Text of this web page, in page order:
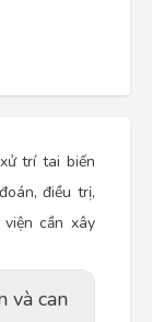
trí tai biến
điều trị,
cần xây
và can